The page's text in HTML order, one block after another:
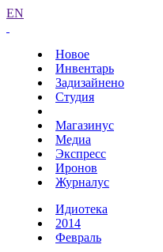
EN
Новое
Инвентарь
Задизайнено
Студия
Магазинус
Медиа
Экспресс
Иронов
Журналус
Идиотека
2014
Февраль